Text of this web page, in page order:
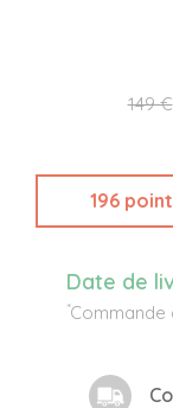
149 €
196
Date de
*Commande